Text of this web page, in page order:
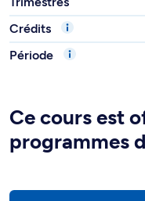
Crédits
Période
Ce cours est
programmes